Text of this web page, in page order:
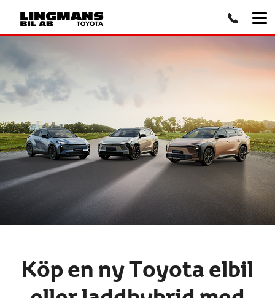
Köp en ny Toyota elbil